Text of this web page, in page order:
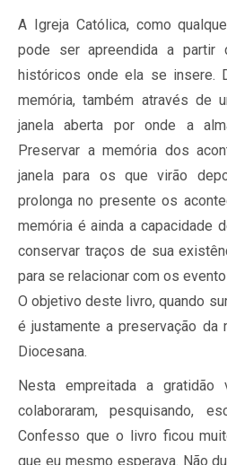
A Igreja Católica, como
pode ser apreendida a partir
históricos onde ela se insere.
memória, também através de
janela aberta por onde a
Preservar a memória dos
janela para os que virão
prolonga no presente os
memória é ainda a capacidade
conservar traços de sua
para se relacionar com os
O objetivo deste livro, quando
é justamente a preservação da
Diocesana.
Nesta empreitada a
colaboraram, pesquisando,
Confesso que o livro ficou
que eu mesmo esperava. Não